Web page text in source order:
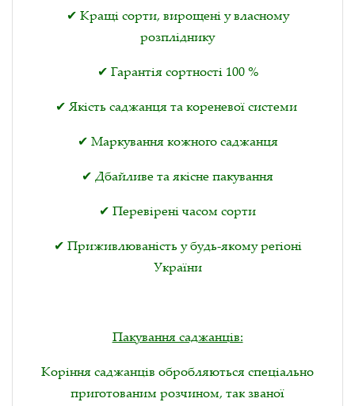
✔ Кращі сорти, вирощені у власному
розпліднику
✔ Гарантія сортності 100 %
✔ Якість саджанця та кореневої системи
✔ Маркування кожного саджанця
✔ Дбайливе та якісне пакування
✔ Перевірені часом сорти
✔ Приживлюваність у будь-якому регіоні
України
Пакування саджанців:
Коріння саджанців обробляються спеціально
приготованим розчином, так званої